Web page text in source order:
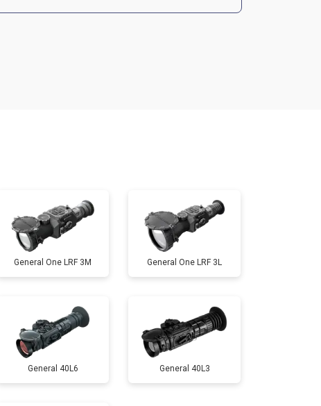
General One LRF 3M General One LRF 3L
General 40L6 General 40L3